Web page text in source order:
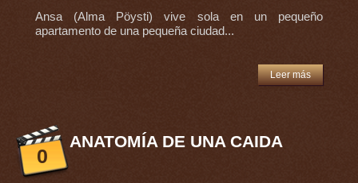
Ansa (Alma Pöysti) vive sola en un pequeño
apartamento de una pequeña ciudad...
Leer más
0
ANATOMÍA DE UNA CAIDA